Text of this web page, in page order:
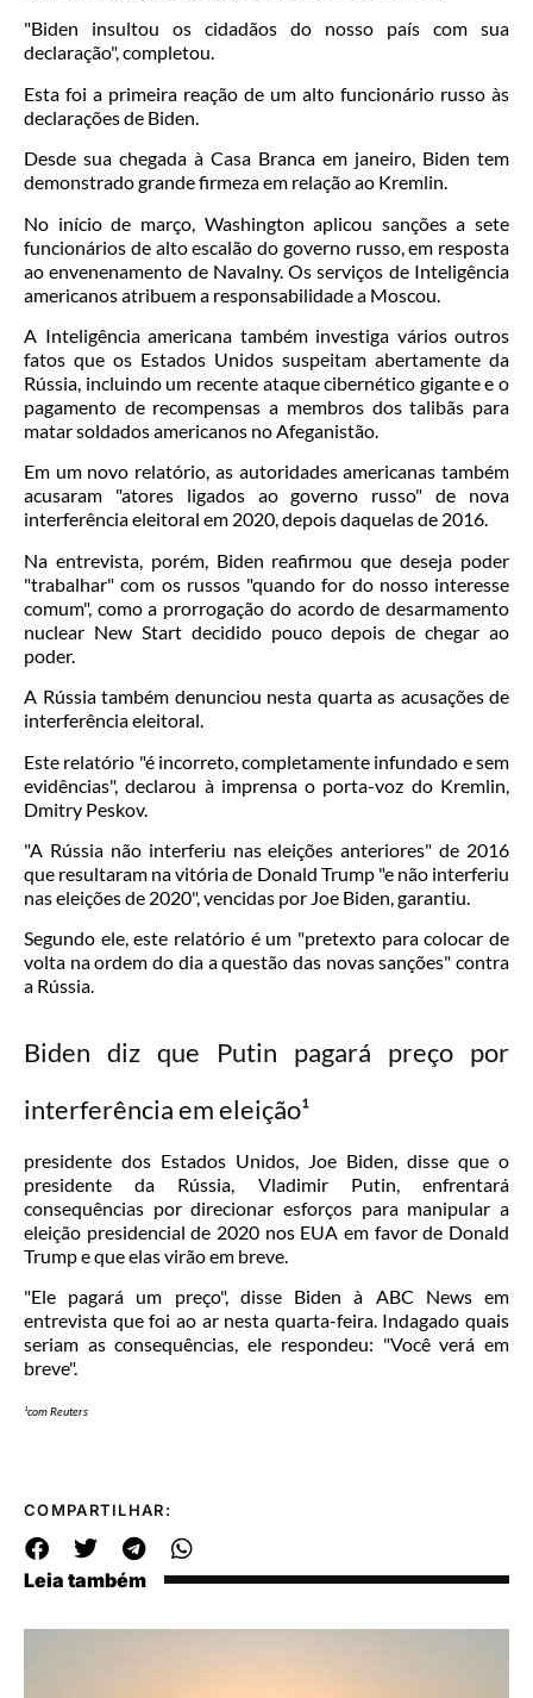
"Biden insultou os cidadãos do nosso país com sua
declaração", completou.
Esta foi a primeira reação de um alto funcionário russo às
declarações de Biden.
Desde sua chegada à Casa Branca em janeiro, Biden tem
demonstrado grande firmeza em relação ao Kremlin.
No início de março, Washington aplicou sanções a sete
funcionários de alto escalão do governo russo, em resposta
ao envenenamento de Navalny. Os serviços de Inteligência
americanos atribuem a responsabilidade a Moscou.
A Inteligência americana também investiga vários outros
fatos que os Estados Unidos suspeitam abertamente da
Rússia, incluindo um recente ataque cibernético gigante e o
pagamento de recompensas a membros dos talibãs para
matar soldados americanos no Afeganistão.
Em um novo relatório, as autoridades americanas também
acusaram "atores ligados ao governo russo" de nova
interferência eleitoral em 2020, depois daquelas de 2016.
Na entrevista, porém, Biden reafirmou que deseja poder
"trabalhar" com os russos "quando for do nosso interesse
comum", como a prorrogação do acordo de desarmamento
nuclear New Start decidido pouco depois de chegar ao
poder.
A Rússia também denunciou nesta quarta as acusações de
interferência eleitoral.
Este relatório "é incorreto, completamente infundado e sem
evidências", declarou à imprensa o porta-voz do Kremlin,
Dmitry Peskov.
"A Rússia não interferiu nas eleições anteriores" de 2016
que resultaram na vitória de Donald Trump "e não interferiu
nas eleições de 2020", vencidas por Joe Biden, garantiu.
Segundo ele, este relatório é um "pretexto para colocar de
volta na ordem do dia a questão das novas sanções" contra
a Rússia.
Biden diz que Putin pagará preço por
interferência em eleição¹
presidente dos Estados Unidos, Joe Biden, disse que o
presidente da Rússia, Vladimir Putin, enfrentará
consequências por direcionar esforços para manipular a
eleição presidencial de 2020 nos EUA em favor de Donald
Trump e que elas virão em breve.
"Ele pagará um preço", disse Biden à ABC News em
entrevista que foi ao ar nesta quarta-feira. Indagado quais
seriam as consequências, ele respondeu: "Você verá em
breve".
¹com Reuters
COMPARTILHAR:
Leia também